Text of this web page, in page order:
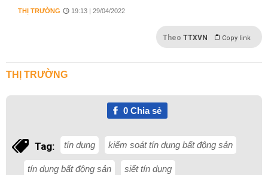
THỊ TRƯỜNG 19:13 | 29/04/2022
Theo TTXVN Copy link
THỊ TRƯỜNG
0Chia sẻ
Tag: tín dụng kiểm soát tín dụng bất động sản
tín dụng bất động sản siết tín dụng